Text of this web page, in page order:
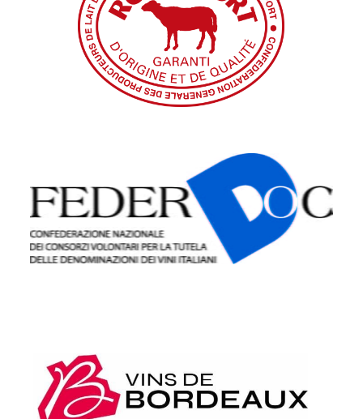
Confédération générale des producteurs
de lait de brebis et des industriels de
Roquefort
Confederazione Nazionale dei Consorzi
Volontari per la Tutela delle
Denominazioni dei Vini Italiani
(FEDERDOC)
Conseil Interprofessionnel du Vin de
Bordeaux (CIVB)